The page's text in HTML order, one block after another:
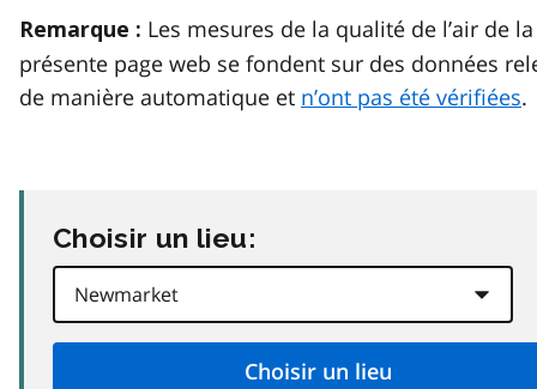
Remarque : Les mesures de la qualité de l’air de la
présente page web se fondent sur des données
de manière automatique et n’ont pas été vérifiées.
Choisir un lieu: